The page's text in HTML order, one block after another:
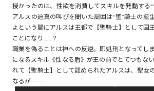
コミックパルフェ
授かったのは、性欲を消費してスキルを発動する
アルスの迫真の叫びを聞いた周囲は“聖”騎士の誕
よという間にアルスは王都で【聖騎士】として国
ことになり……？
職業を偽ることは神への反逆。即処刑となってし
になるスキル《性なる盾》が王の前でとてつも
れて【聖騎士】として認められたアルスは、聖女
なるが――